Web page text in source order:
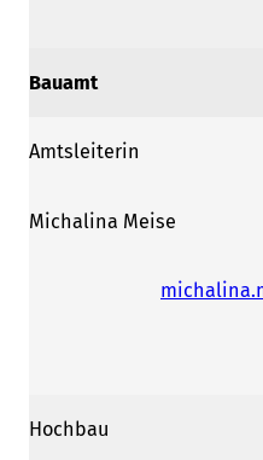
Bauamt
Amtsleiterin
Michalina Meise
Hochbau